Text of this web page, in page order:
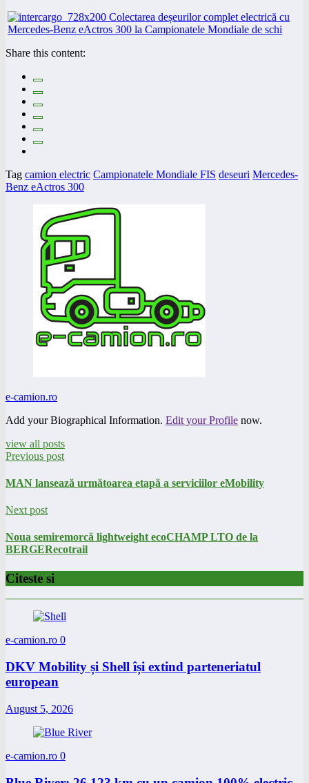
Share this content:
Tag camion electric Campionatele Mondiale FIS deseuri Mercedes-
Benz eActros 300
e-camion.ro
Add your Biographical Information. Edit your Profile now.
view all posts
Previous post
MAN lansează următoarea etapă a serviciilor eMobility
Next post
Noua semiremorcă lightweight ecoCHAMP LTO de la
BERGERecotrail
Citeste si
e-camion.ro 0
DKV Mobility și Shell își extind parteneriatul
european
August 5, 2026
e-camion.ro 0